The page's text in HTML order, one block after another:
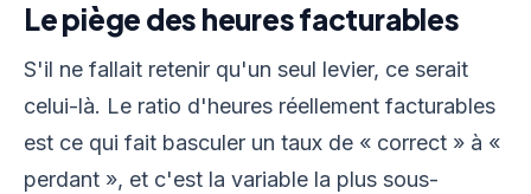
Le piège des heures facturables
S'il ne fallait retenir qu'un seul levier, ce serait
celui-là. Le ratio d'heures réellement facturables
est ce qui fait basculer un taux de « correct » à «
perdant », et c'est la variable la plus sous-